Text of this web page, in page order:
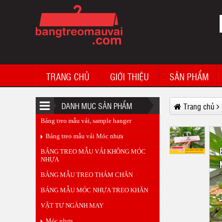
TRANG CHỦ GIỚI THIỆU SẢN PHẨM
DANH MỤC SẢN PHẨM
Bảng treo mẫu vải, sample hanger
Bảng treo mẫu vải Móc nhựa
BẢNG TREO MẪU VẢI KHÔNG MÓC
NHỰA
BẢNG MẪU TREO THẢM CHÂN
BẢNG MẪU MÓC NHỰA TREO KHĂN
VẬT TƯ NGÀNH MAY
Sample hanger, fabric sample, labdip
More UK Limited
Trang chủ